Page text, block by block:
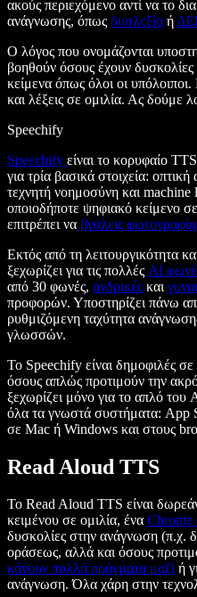
ακούς περιεχόμενο αντί να το
ανάγνωσης, όπως δυσλεξία ή
Ο λόγος που ονομάζονται
βοηθούν όσους έχουν
κείμενα όπως όλοι οι
και λέξεις σε ομιλία. Ας δούμε
Speechify
Speechify είναι το κορυφαίο
για τρία βασικά στοιχεία:
τεχνητή νοημοσύνη και
οποιοδήποτε ψηφιακό κείμενο
επιτρέπει να βγάλεις φωτογραφία
Εκτός από τη λειτουργικότητα
ξεχωρίζει για τις πολλές AI
από 30 φωνές, ανδρικές και
προφορών. Υποστηρίζει πάνω
ρυθμιζόμενη ταχύτητα
γλωσσών.
Το Speechify είναι δημοφιλές
όσους απλώς προτιμούν την
ξεχωρίζει μόνο για το απλό του
όλα τα γνωστά συστήματα: App
σε Mac ή Windows και στους
Read Aloud TTS
Το Read Aloud TTS είναι
κειμένου σε ομιλία, ένα Chrome
δυσκολίες στην ανάγνωση (π.χ.
οράσεως, αλλά και όσους
κάνουν πολλά πράγματα μαζίή
ανάγνωση. Όλα χάρη στην